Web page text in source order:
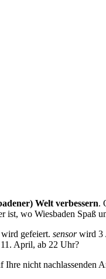
Welt verbessern.
ist, wo Wiesbaden Spaß
wird gefeiert. sensorwird 3
April, ab 22 Uhr?
nicht nachlassenden